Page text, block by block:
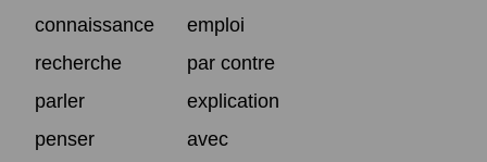
connaissance
emploi
recherche
par contre
parler
explication
penser
avec